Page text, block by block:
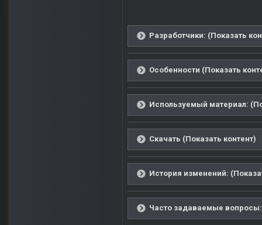
Разработчики: (Показать
Особенности (Показать
Используемый материал:
Скачать (Показать контент)
История изменений:
Часто задаваемые вопросы: